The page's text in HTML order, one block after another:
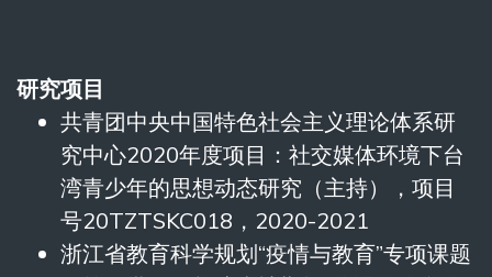
研究项目
共青团中央中国特色社会主义理论体系研
究中心2020年度项目：社交媒体环境下台
湾青少年的思想动态研究（主持），项目
号20TZTSKC018，2020-2021
浙江省教育科学规划“疫情与教育”专项课题